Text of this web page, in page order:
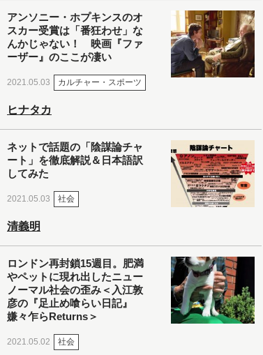
アンソニー・ホプキンスのオ
スカー受賞は「番狂わせ」な
んかじゃない！ 映画『ファ
ーザー』のここが凄い
2021.05.03 カルチャー・スポーツ
ヒナタカ
ネットで話題の「陰謀論チャ
ート」を徹底解説＆日本語訳
してみた
2021.05.03 社会
清義明
ロンドン再封鎖15週目。肥満
やペットに現れ出したニュー
ノーマル社会の歪み＜入江敦
彦の『足止め喰らい日記』
嫌々乍らReturns＞
2021.05.02 社会